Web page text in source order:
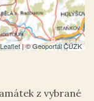
Leaflet| ©Geoportál ČÚZK
z vybrané